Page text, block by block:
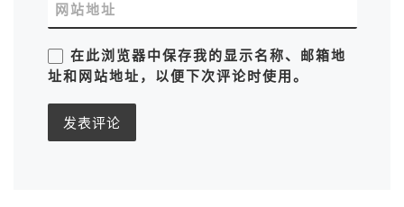
网站地址
在此浏览器中保存我的显示名称、邮箱地
址和网站地址，以便下次评论时使用。